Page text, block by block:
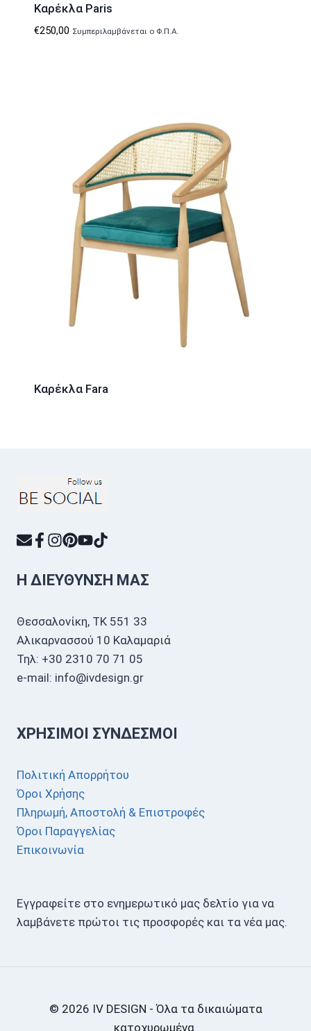
Καρέκλα Paris
€250,00 Συμπεριλαμβάνεται ο Φ.Π.Α.
Καρέκλα Fara
Η ΔΙΕΎΘΥΝΣΗ ΜΑΣ
Θεσσαλονίκη, ΤΚ 551 33
Αλικαρνασσού 10 Καλαμαριά
Τηλ: +30 2310 70 71 05
e-mail: info@ivdesign.gr
ΧΡΉΣΙΜΟΙ ΣΎΝΔΕΣΜΟΙ
Πολιτική Απορρήτου
Όροι Χρήσης
Πληρωμή, Αποστολή & Επιστροφές
Όροι Παραγγελίας
Επικοινωνία
Εγγραφείτε στο ενημερωτικό μας δελτίο για να
λαμβάνετε πρώτοι τις προσφορές και τα νέα μας.
© 2026 IV DESIGN - Όλα τα δικαιώματα
κατοχυρωμένα.